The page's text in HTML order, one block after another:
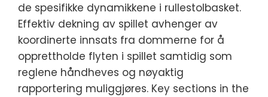
de spesifikke dynamikkene i rullestolbasket.
Effektiv dekning av spillet avhenger av
koordinerte innsats fra dommerne for å
opprettholde flyten i spillet samtidig som
reglene håndheves og nøyaktig
rapportering muliggjøres. Key sections in the